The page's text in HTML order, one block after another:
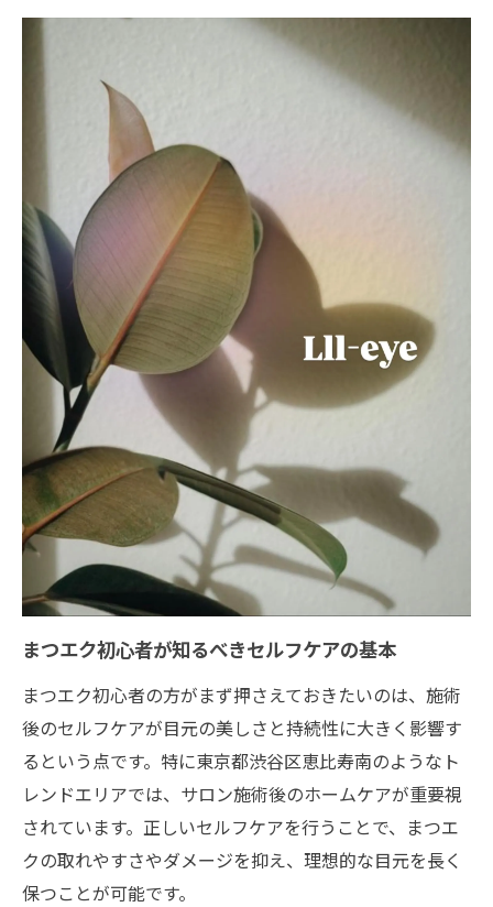
自然な目元を守るまつエク長持ち方法
まつエクを自然に保つ洗顔とクレンジング
の工夫
まつエク長持ちに役立つ目元の乾燥対策ポ
イント
摩擦を避けるためのまつエクセルフケア実
まつエクが取れにくい生活習慣の見直し方
法
まつエクとまつ毛パーマの併用時の注意点
解説
理想のまつエク維持へ毎日の習慣ポイント
朝晩できるまつエク専用のセルフケア方法
まつエク愛用者が取り入れる毎日のケア習
目元の健康を考えたまつエク維持ポイント
まつエクの持ちを高めるスキンケア選び方
まつエクの美しさを保つ最新セルフケアの
研究
恵比寿で話題のまつエクセルフケア情報を
紹介
トレンドのセルフケア用品とその選び方ポ
イント
まつエク初心者が知るべきセルフケアの基本
まつエク初心者の方がまず押さえておきたいのは、施術
後のセルフケアが目元の美しさと持続性に大きく影響す
るという点です。特に東京都渋谷区恵比寿南のようなト
レンドエリアでは、サロン施術後のホームケアが重要視
されています。正しいセルフケアを行うことで、まつエ
クの取れやすさやダメージを抑え、理想的な目元を長く
保つことが可能です。